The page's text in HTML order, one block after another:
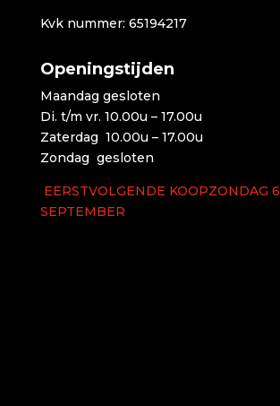
Kvk nummer: 65194217
Openingstijden
Maandag gesloten
Di. t/m vr. 10.00u – 17.00u
Zaterdag 10.00u – 17.00u
Zondag gesloten
EERSTVOLGENDE KOOPZONDAG 6
SEPTEMBER